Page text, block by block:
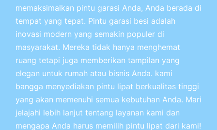
memaksimalkan pintu garasi Anda, Anda berada di
tempat yang tepat. Pintu garasi besi adalah
inovasi modern yang semakin populer di
masyarakat. Mereka tidak hanya menghemat
ruang tetapi juga memberikan tampilan yang
elegan untuk rumah atau bisnis Anda. kami
bangga menyediakan pintu lipat berkualitas tinggi
yang akan memenuhi semua kebutuhan Anda. Mari
jelajahi lebih lanjut tentang layanan kami dan
mengapa Anda harus memilih pintu lipat dari kami!